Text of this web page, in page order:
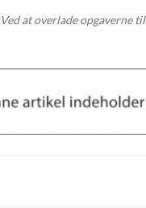
at overlade opgaverne